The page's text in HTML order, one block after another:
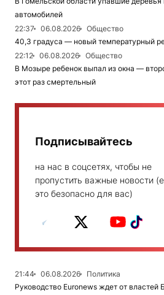
автомобилей
22:37
06.08.2026
Общество
40,3 градуса — новый температурный
22:12
06.08.2026
Общество
В Мозыре ребенок выпал из окна —
этот раз смертельный
Подписывайтесь
на нас в соцсетях, чтобы не
пропустить важные новости
это безопасно для вас)
21:44 06.08.2026
Политика
Руководство Euronews ждет от властей